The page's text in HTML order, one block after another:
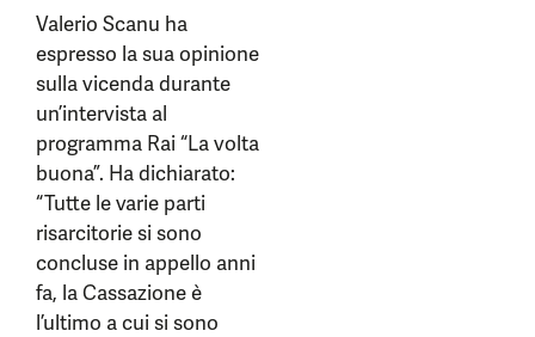
Valerio Scanu ha
espresso la sua opinione
sulla vicenda durante
un’intervista al
programma Rai “La volta
buona”. Ha dichiarato:
“Tutte le varie parti
risarcitorie si sono
concluse in appello anni
fa, la Cassazione è
l’ultimo a cui si sono